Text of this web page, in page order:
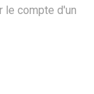
le compte d'un